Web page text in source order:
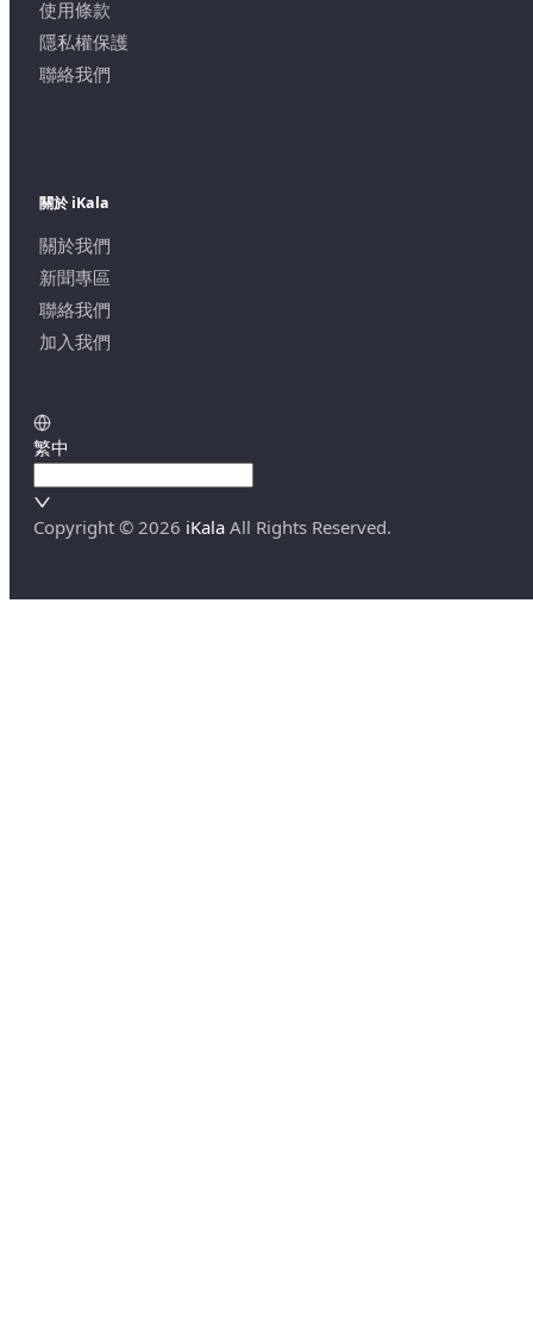
使用條款
隱私權保護
聯絡我們
關於 iKala
關於我們
新聞專區
聯絡我們
加入我們
繁中
Copyright © 2026 iKala All Rights Reserved.